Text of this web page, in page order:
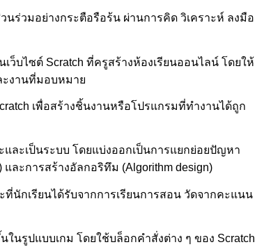
นร่วมอย่างกระตือรือร้น ผ่านการคิด วิเคราะห์ ลงมือ
ว็บไซต์ Scratch ที่ครูสร้างห้องเรียนออนไลน์ โดยให้
ะงานที่มอบหมาย
เพื่อสร้างชิ้นงานหรือโปรแกรมที่ทำงานได้ถูก
ละเป็นระบบ โดยแบ่งออกเป็นการแยกย่อยปัญหา
ละการสร้างอัลกอริทึม (Algorithm design)
ที่นักเรียนได้รับจากการเรียนการสอน วัดจากคะแนน
ในรูปแบบเกม โดยใช้บล็อกคำสั่งต่าง ๆ ของ Scratch